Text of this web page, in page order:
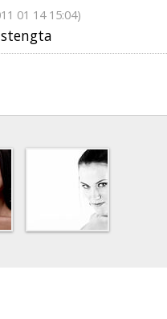
01 14 15:04)